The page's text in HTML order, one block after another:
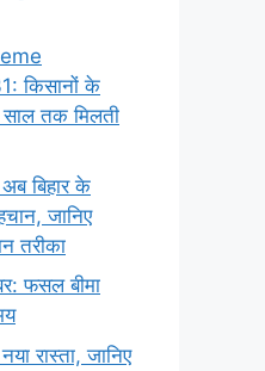
किसानों के
तक मिलती
बिहार के
जानिए
तरीका
फसल बीमा
रास्ता, जानिए